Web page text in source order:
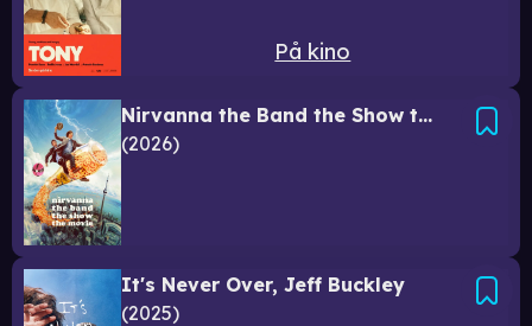
På kino
Nirvanna the Band the Show the Movie
2026
It's Never Over, Jeff Buckley
2025